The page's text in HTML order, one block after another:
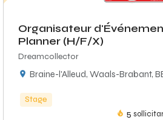
Organisateur
Planner (H/F/X)
Dreamcollector
Braine-l'Alleud, Waals-Brabant,
Stage
5